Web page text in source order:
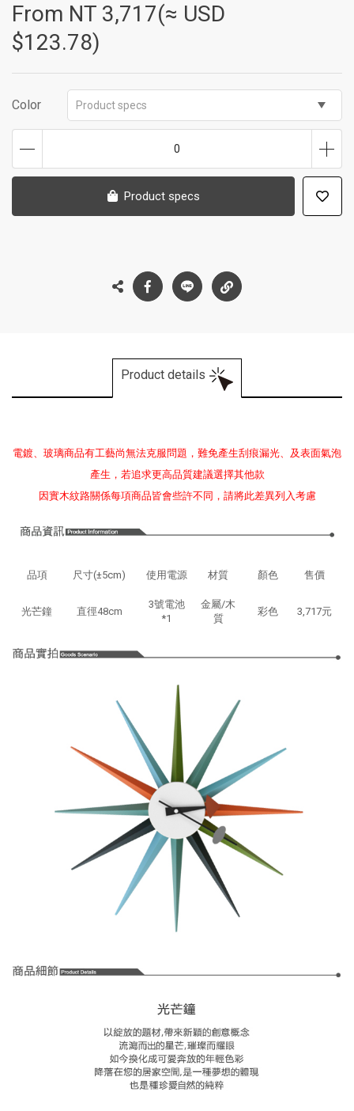
From NT 3,717(≈ USD
$123.78)
Color Product specs
0
Product specs
Product details
電鍍、玻璃商品有工藝尚無法克服問題，難免產生刮痕漏光、及表面氣泡
產生，若追求更高品質建議選擇其他款
因實木紋路關係每項商品皆會些許不同，請將此差異列入考慮
品項 尺寸(±5cm) 使用電源 材質 顏色 售價
光芒鐘 直徑48cm
3號電池
*1
金屬/木
質
彩色 3,717元